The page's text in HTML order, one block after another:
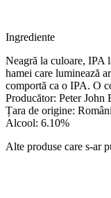
Ingrediente
Neagră la culoare, IPA
hamei care luminează
comportă ca o IPA. O
Producător: Peter John
Țara de origine:
Alcool: 6.10%
Alte produse care s-ar